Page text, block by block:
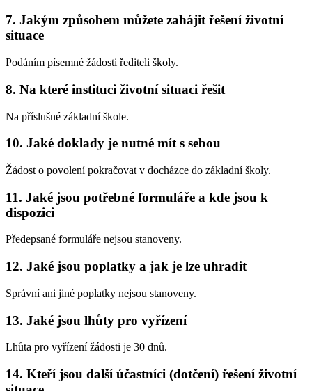
7. Jakým způsobem můžete zahájit řešení životní
situace
Podáním písemné žádosti řediteli školy.
8. Na které instituci životní situaci řešit
Na příslušné základní škole.
10. Jaké doklady je nutné mít s sebou
Žádost o povolení pokračovat v docházce do základní školy.
11. Jaké jsou potřebné formuláře a kde jsou k
dispozici
Předepsané formuláře nejsou stanoveny.
12. Jaké jsou poplatky a jak je lze uhradit
Správní ani jiné poplatky nejsou stanoveny.
13. Jaké jsou lhůty pro vyřízení
Lhůta pro vyřízení žádosti je 30 dnů.
14. Kteří jsou další účastníci (dotčení) řešení životní